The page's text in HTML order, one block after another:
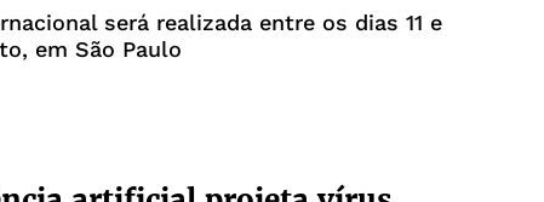
será realizada entre os dias 11 e
em São Paulo